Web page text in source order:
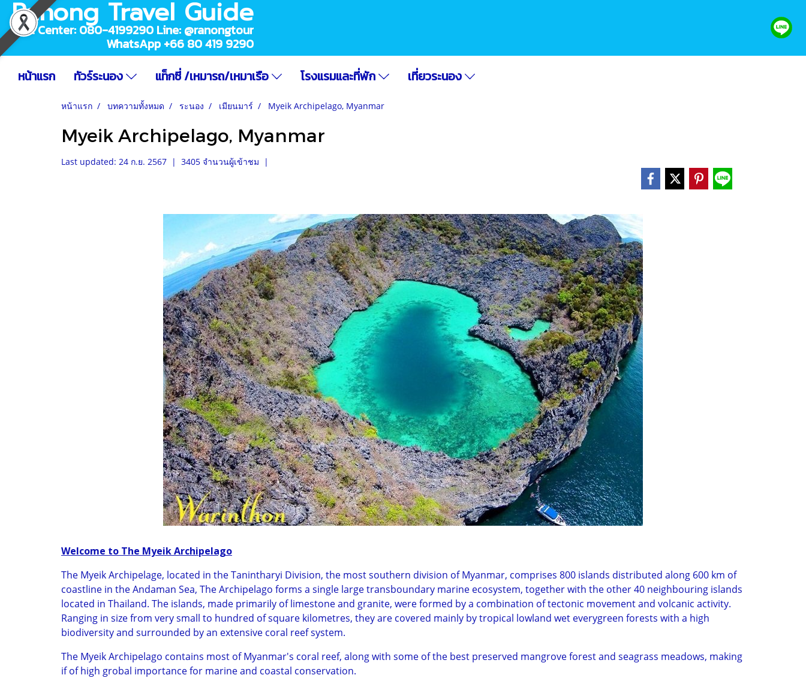
Ranong Travel Guide
Call Center: 080-4199290 Line: @ranongtour
WhatsApp +66 80 419 9290
หน้าแรก
ทัวร์ระนอง แท็กซี่ /เหมารถ/เหมาเรือ โรงแรมและที่พัก เที่ยวระนอง
หน้าแรก บทความทั้งหมด ระนอง เมียนมาร์ Myeik Archipelago, Myanmar
Myeik Archipelago, Myanmar
Last updated: 24 ก.ย. 2567 | 3405 จำนวนผู้เข้าชม |
Welcome to The Myeik Archipelago
The Myeik Archipelage, located in the Tanintharyi Division, the most southern division of Myanmar, comprises 800 islands distributed along 600 km of
coastline in the Andaman Sea, The Archipelago forms a single large transboundary marine ecosystem, together with the other 40 neighbouring islands
located in Thailand. The islands, made primarily of limestone and granite, were formed by a combination of tectonic movement and volcanic activity.
Ranging in size from very small to hundred of square kilometres, they are covered mainly by tropical lowland wet everygreen forests with a high
biodiversity and surrounded by an extensive coral reef system.
The Myeik Archipelago contains most of Myanmar's coral reef, along with some of the best preserved mangrove forest and seagrass meadows, making
if of high grobal importance for marine and coastal conservation.